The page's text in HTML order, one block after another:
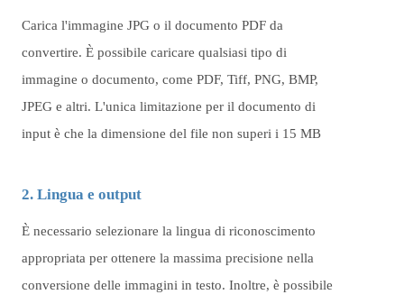
Carica l'immagine JPG o il documento PDF da
convertire. È possibile caricare qualsiasi tipo di
immagine o documento, come PDF, Tiff, PNG, BMP,
JPEG e altri. L'unica limitazione per il documento di
input è che la dimensione del file non superi i 15 MB
2. Lingua e output
È necessario selezionare la lingua di riconoscimento
appropriata per ottenere la massima precisione nella
conversione delle immagini in testo. Inoltre, è possibile